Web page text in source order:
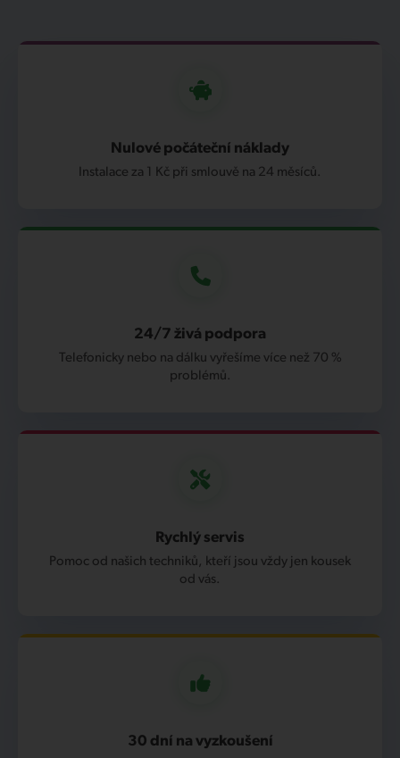
Nulové počáteční náklady
Instalace za 1 Kč při smlouvě na 24 měsíců.
24/7 živá podpora
Telefonicky nebo na dálku vyřešíme více než 70 %
problémů.
Rychlý servis
Pomoc od našich techniků, kteří jsou vždy jen kousek
od vás.
30 dní na vyzkoušení